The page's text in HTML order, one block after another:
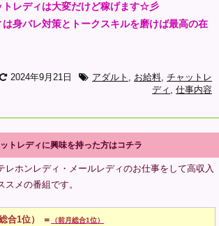
トレディは大変だけど稼げます☆彡
身バレ対策とトークスキルを磨けば最高の在
2024年9月21日 アダルト , お給料, チャットレ
ディ , 仕事内容
トレディに興味を持った方はコチラ
レホンレディ・メールレディのお仕事をして高収入
スメの番組です。
総合1位） ＝ （前月総合1位）